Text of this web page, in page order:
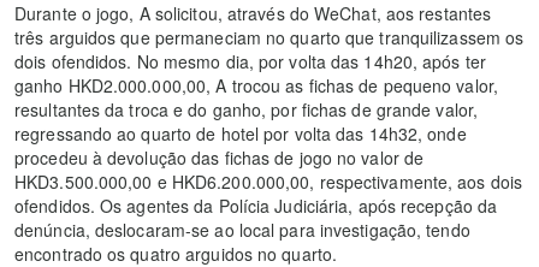
Durante o jogo, A solicitou, através do WeChat, aos restantes
três arguidos que permaneciam no quarto que tranquilizassem os
dois ofendidos. No mesmo dia, por volta das 14h20, após ter
ganho HKD2.000.000,00, A trocou as fichas de pequeno valor,
resultantes da troca e do ganho, por fichas de grande valor,
regressando ao quarto de hotel por volta das 14h32, onde
procedeu à devolução das fichas de jogo no valor de
HKD3.500.000,00 e HKD6.200.000,00, respectivamente, aos dois
ofendidos. Os agentes da Polícia Judiciária, após recepção da
denúncia, deslocaram-se ao local para investigação, tendo
encontrado os quatro arguidos no quarto.